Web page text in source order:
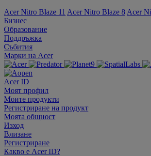
Acer Nitro Blaze 11 Acer Nitro Blaze 8 Acer
Бизнес
Образование
Поддръжка
Събития
Марки на Acer
Acer ID
Моят профил
Моите продукти
Регистриране на продукт
Моята общност
Изход
Влизане
Регистриране
Какво е Acer ID?